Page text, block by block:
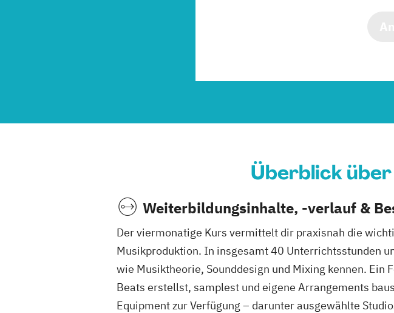
Überblick
Weiterbildungsinhalte, -verlauf &
Der viermonatige Kurs vermittelt dir praxisnah die
Musikproduktion. In insgesamt 40 Unterrichtsstunden
wie Musiktheorie, Sounddesign und Mixing kennen.
Beats erstellst, samplest und eigene Arrangements
Equipment zur Verfügung – darunter ausgewählte